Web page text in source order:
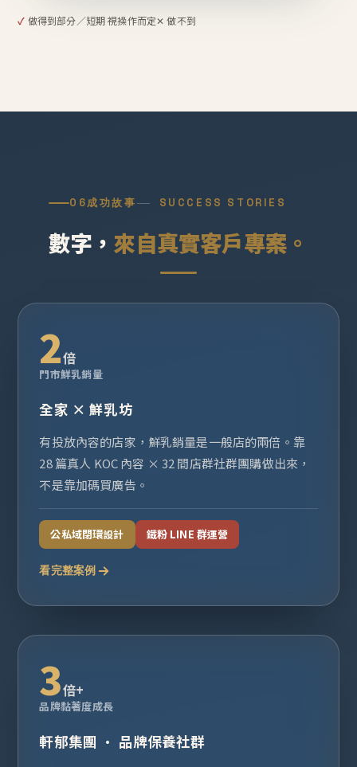
✓ 做得到部分／短期 視操作而定✕ 做不到
06成功故事 SUCCESS STORIES
數字， 來自真實客戶專案。
2倍
門市鮮乳銷量
全家 × 鮮乳坊
有投放內容的店家，鮮乳銷量是一般店的兩倍。靠
28 篇真人 KOC 內容 × 32 間店群社群團購做出來，
不是靠加碼買廣告。
公私域閉環設計 鐵粉 LINE 群運營
看完整案例
3倍+
品牌黏著度成長
軒郁集團 · 品牌保養社群